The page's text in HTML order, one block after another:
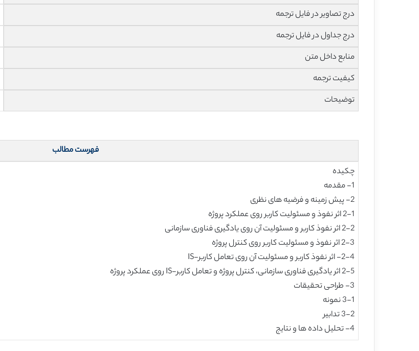
درج تصاویر در فایل ترجمه
درج جداول در فایل ترجمه
منابع داخل متن
کیفیت ترجمه
توضیحات
فهرست مطالب
چکیده
1- مقدمه
2- پیش زمینه و فرضیه های نظری
2-1 اثر نفوذ و مسئولیت کاربر روی عملکرد پروژه
2-2 اثر نفوذ کاربر و مسئولیت آن روی یادگیری فناوری سازمانی
2-3 اثر نفوذ و مسئولیت کاربر روی کنترل پروژه
2-4- اثر نفوذ کاربر و مسئولیت آن روی تعامل کاربر-IS
2-5 اثر یادگیری فناوری سازمانی، کنترل پروژه و تعامل کاربر-IS روی عملکرد پروژه
3- طراحی تحقیقات
3-1 نمونه
3-2 تدابیر
4- تحلیل داده ها و نتایج